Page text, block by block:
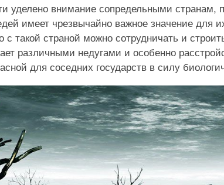
уделено внимание сопредельными странам,
имеет чрезвычайно важное значение для
с такой страной можно сотрудничать и
различными недугами и особенно
для соседних государств в силу